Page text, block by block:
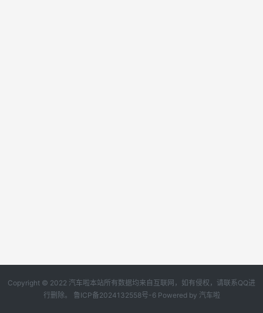
Copyright © 2022 汽车啦本站所有数据均来自互联网，如有侵权，请联系QQ进
行删除。 鲁ICP备2024132558号-6Powered by 汽车啦